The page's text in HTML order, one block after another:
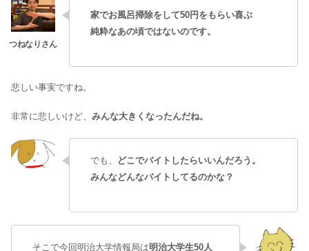
家でお風呂掃除をして50円をもらい喜ぶ
純粋なあの頃ではないのです。
悲しい事実ですね。
非常に悲しいけど、 みんな大きくなったんだね。
でも、
どこでバイトしたらいいんだろう。
みんなどんなバイトしてるのかな？
そこで今回明治大学情報局は明治大学生50人